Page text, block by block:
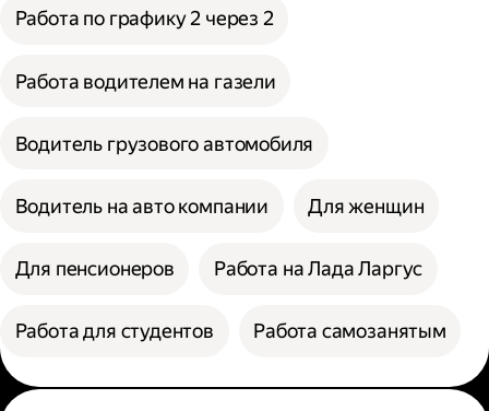
Работа по графику 2 через 2
Работа водителем на газели
Водитель грузового автомобиля
Водитель на авто компании Для женщин
Для пенсионеров Работа на Лада Ларгус
Работа для студентов Работа самозанятым